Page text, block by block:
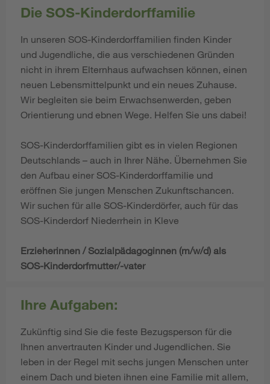
Die SOS-Kinderdorffamilie
In unseren SOS-Kinderdorffamilien finden Kinder
und Jugendliche, die aus verschiedenen Gründen
nicht in ihrem Elternhaus aufwachsen können, einen
neuen Lebensmittelpunkt und ein neues Zuhause.
Wir begleiten sie beim Erwachsenwerden, geben
Orientierung und ebnen Wege. Helfen Sie uns dabei!
SOS-Kinderdorffamilien gibt es in vielen Regionen
Deutschlands – auch in Ihrer Nähe. Übernehmen Sie
den Aufbau einer SOS-Kinderdorffamilie und
eröffnen Sie jungen Menschen Zukunftschancen.
Wir suchen für alle SOS-Kinderdörfer, auch für das
SOS-Kinderdorf Niederrhein in Kleve
Erzieherinnen / Sozialpädagoginnen (m/w/d) als
SOS-Kinderdorfmutter/-vater
Ihre Aufgaben:
Zukünftig sind Sie die feste Bezugsperson für die
Ihnen anvertrauten Kinder und Jugendlichen. Sie
leben in der Regel mit sechs jungen Menschen unter
einem Dach und bieten ihnen eine Familie mit allem,